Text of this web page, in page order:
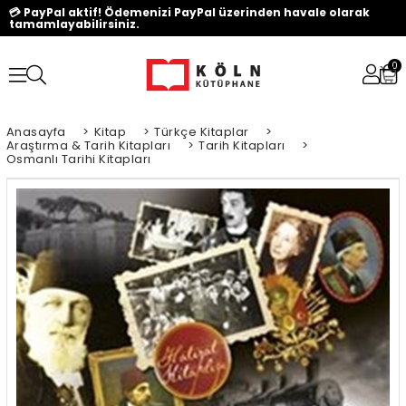
💳 PayPal aktif! Ödemenizi PayPal üzerinden havale olarak
tamamlayabilirsiniz.
0
Anasayfa > Kitap > Türkçe Kitaplar >
Araştırma & Tarih Kitapları > Tarih Kitapları >
Osmanlı Tarihi Kitapları